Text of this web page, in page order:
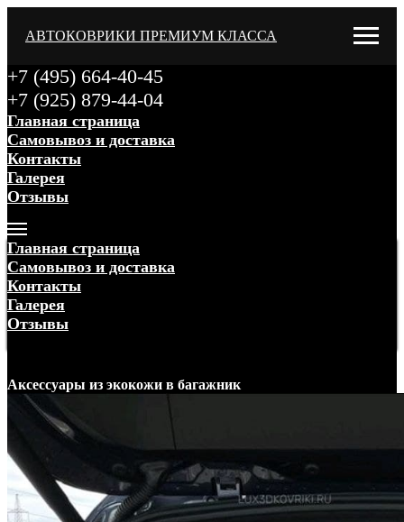
АВТОКОВРИКИ ПРЕМИУМ КЛАССА
+7 (495) 664-40-45
+7 (925) 879-44-04
Главная страница
Самовывоз и доставка
Контакты
Галерея
Отзывы
Главная страница
Самовывоз и доставка
Контакты
Галерея
Отзывы
Аксессуары из экокожи в багажник